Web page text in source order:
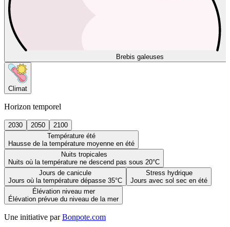
Brebis galeuses
Climat
Horizon temporel
2030 2050
2100
Température été
Hausse de la température moyenne en été
Nuits tropicales
Nuits où la température ne descend pas sous 20°C
Jours de canicule
Jours où la température dépasse 35°C
Stress hydrique
Jours avec sol sec en été
Élévation niveau mer
Élévation prévue du niveau de la mer
Une initiative par Bonpote.com